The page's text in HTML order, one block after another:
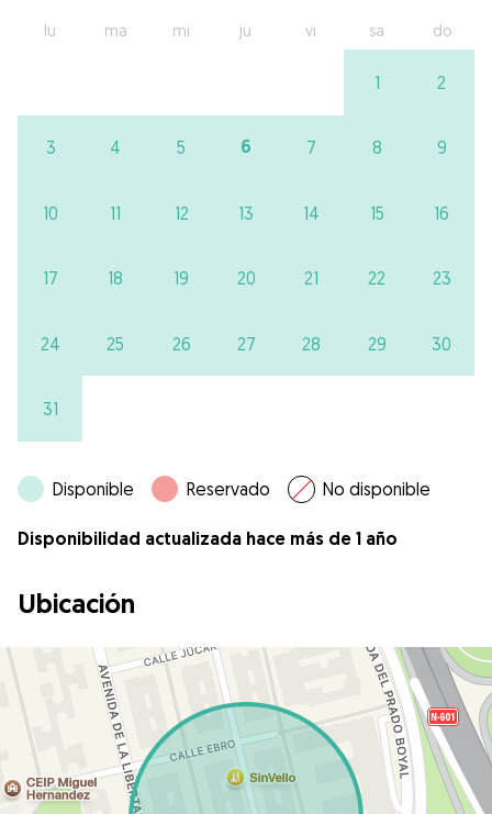
lu ma mi ju vi sa do
1 2
3 4 5 6 7 8 9
10 11 12 13 14 15 16
17 18 19 20 21 22 23
24 25 26 27 28 29 30
31
Disponible Reservado No disponible
Disponibilidad actualizada hace más de 1 año
Ubicación